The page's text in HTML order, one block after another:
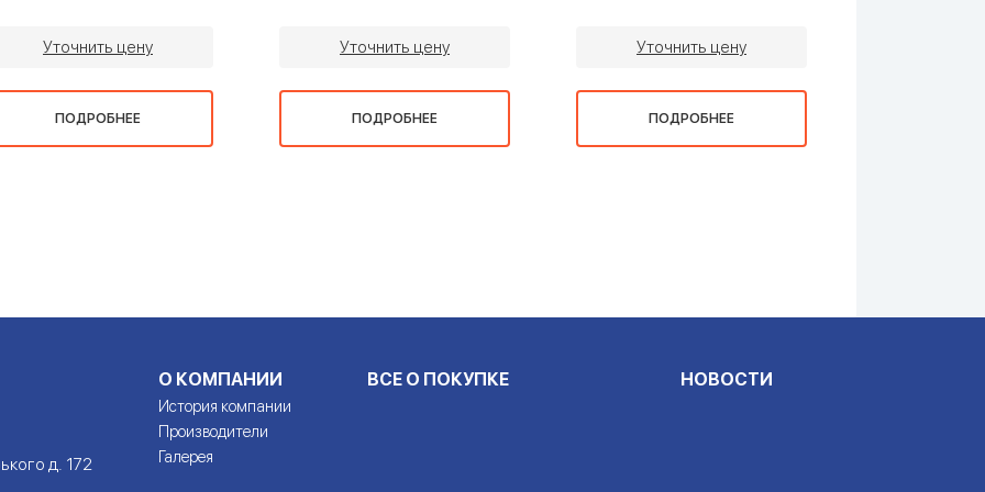
Уточнить цену
ПОДРОБНЕЕ
Уточнить цену
ПОДРОБНЕЕ
Уточнить цену
ПОДРОБНЕЕ
д. 172
О КОМПАНИИ
История компании
Производители
Галерея
ВСЕ О ПОКУПКЕ НОВОСТИ